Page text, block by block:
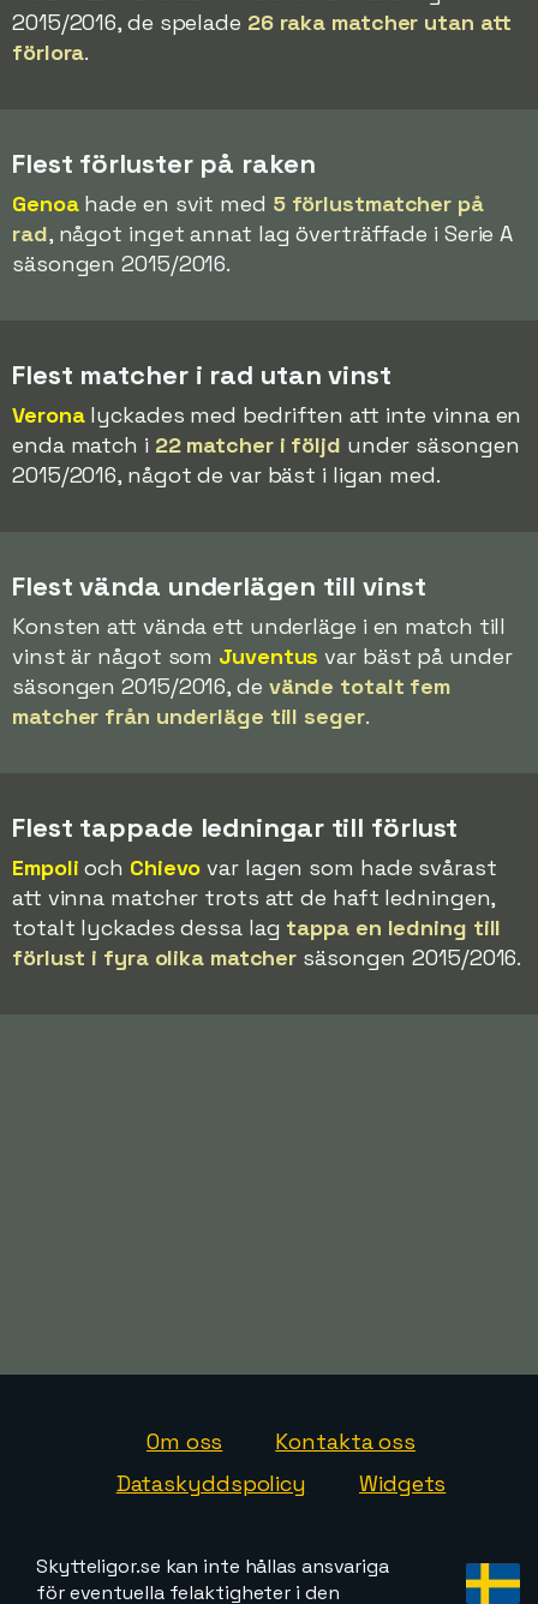
2015/2016, de spelade 26 raka matcher utan att
förlora.
Flest förluster på raken
Genoahade en svit med 5 förlustmatcher på
rad, något inget annat lag överträffade i Serie A
säsongen 2015/2016.
Flest matcher i rad utan vinst
Veronalyckades med bedriften att inte vinna en
enda match i 22 matcher i följd under säsongen
2015/2016, något de var bäst i ligan med.
Flest vända underlägen till vinst
Konsten att vända ett underläge i en match till
vinst är något som Juventus var bäst på under
säsongen 2015/2016, de vände totalt fem
matcher från underläge till seger.
Flest tappade ledningar till förlust
Empoli och Chievo var lagen som hade svårast
att vinna matcher trots att de haft ledningen,
totalt lyckades dessa lag tappa en ledning till
förlust i fyra olika matcher säsongen 2015/2016.
Om oss
Kontakta oss
Dataskyddspolicy
Widgets
Skytteligor.se kan inte hållas ansvariga
för eventuella felaktigheter i den